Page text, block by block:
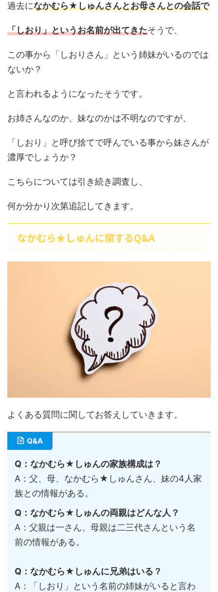
過去になかむら★しゅんさんとお母さんとの会話で
「しおり」というお名前が出てきたそうで、
この事から「しおりさん」という姉妹がいるのでは
ないか？
と言われるようになったそうです。
お姉さんなのか、妹なのかは不明なのですが、
「しおり」と呼び捨てで呼んでいる事から妹さんが
濃厚でしょうか？
こちらについては引き続き調査し、
何か分かり次第追記してきます。
なかむら★しゅんに関するQ&A
よくある質問に関してお答えしていきます。
Q&A
Q：なかむら★しゅんの家族構成は？
A：父、母、なかむら★しゅんさん、妹の4人家
族との情報がある。
Q：なかむら★しゅんの両親はどんな人？
A：父親は一さん、母親は二三代さんという名
前の情報がある。
Q：なかむら★しゅんに兄弟はいる？
A：「しおり」という名前の姉妹がいると言わ